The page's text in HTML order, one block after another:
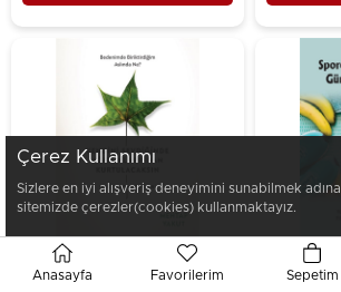
★ ★★ ★
Çerez Kullanımı
Sizlere en iyi alışveriş deneyimini sunabilmek adına
sitemizde çerezler(cookies) kullanmaktayız.
Anasayfa Favorilerim Sepetim